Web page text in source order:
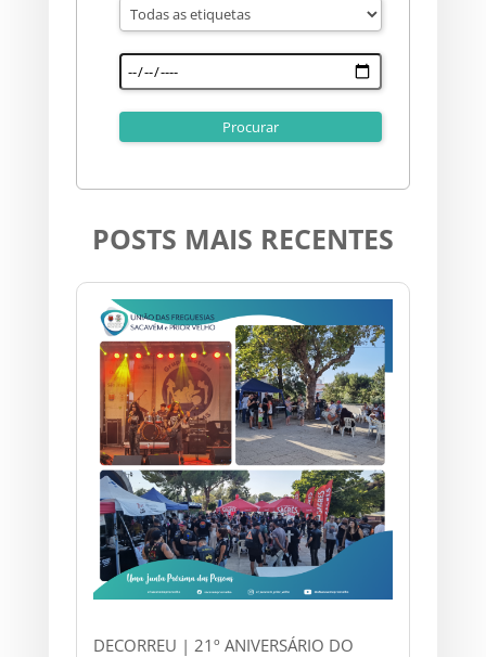
POSTS MAIS RECENTES
DECORREU | 21º ANIVERSÁRIO DO